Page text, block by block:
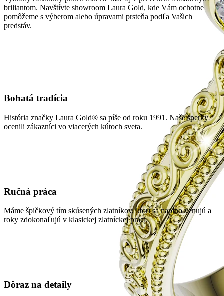
briliantom. Navštívte showroom Laura Gold, kde Vám ochotne
pomôžeme s výberom alebo úpravami prsteňa podľa Vašich
predstáv.
Bohatá tradícia
História značky Laura Gold® sa píše od roku 1991. Naše šperky
ocenili zákazníci vo viacerých kútoch sveta.
Ručná práca
Máme špičkový tím skúsených zlatníkov, ktorí sa naplno venujú a
roky zdokonaľujú v klasickej zlatníckej práci.
Dôraz na detaily